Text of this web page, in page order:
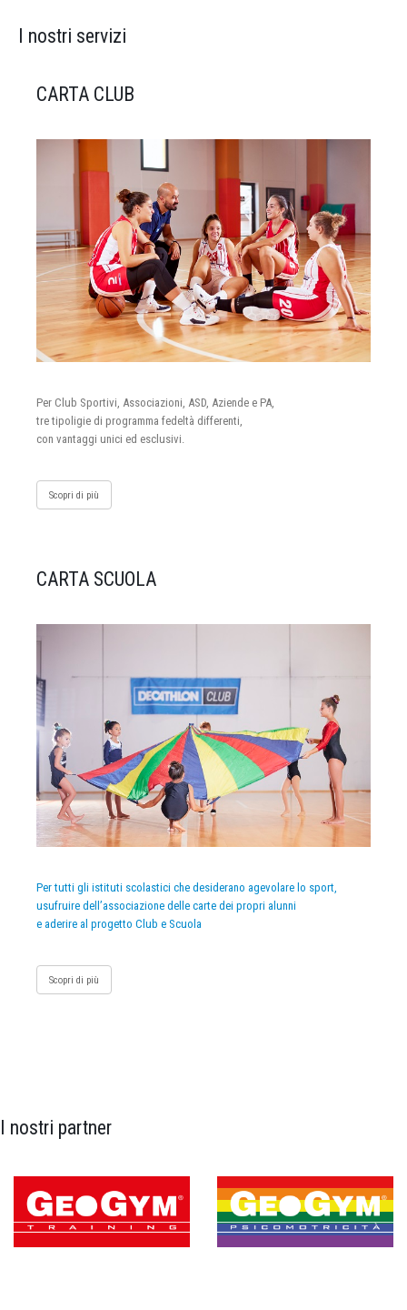
I nostri servizi
CARTA CLUB
Per Club Sportivi, Associazioni, ASD, Aziende e PA,
tre tipoligie di programma fedeltà differenti,
con vantaggi unici ed esclusivi.
Scopri di più
CARTA SCUOLA
Per tutti gli istituti scolastici che desiderano agevolare lo sport,
usufruire dell’associazione delle carte dei propri alunni
e aderire al progetto Club e Scuola
Scopri di più
I nostri partner